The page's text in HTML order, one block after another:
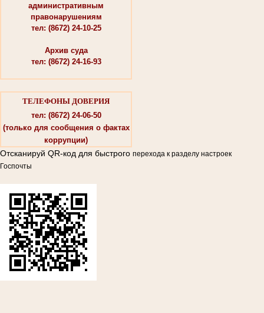
административным
правонарушениям
тел: (8672) 24-10-25
Архив суда
тел: (8672) 24-16-93
ТЕЛЕФОНЫ ДОВЕРИЯ
тел: (8672) 24-06-50
(только для сообщения о фактах
коррупции)
Отсканируй QR-код для быстрого перехода к разделу настроек
Госпочты